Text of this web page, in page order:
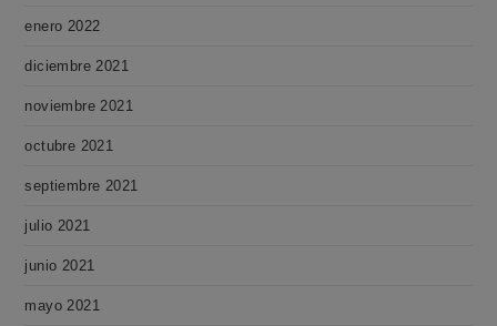
enero 2022
diciembre 2021
noviembre 2021
octubre 2021
septiembre 2021
julio 2021
junio 2021
mayo 2021